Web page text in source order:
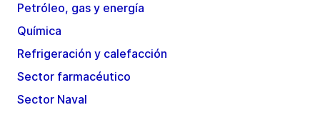
Petróleo, gas y energía
Química
Refrigeración y calefacción
Sector farmacéutico
Sector Naval